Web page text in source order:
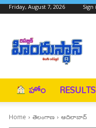
Friday, August 7, 2026 Sign
హోం
Home తెలంగాణ ఆదిలాబాద్